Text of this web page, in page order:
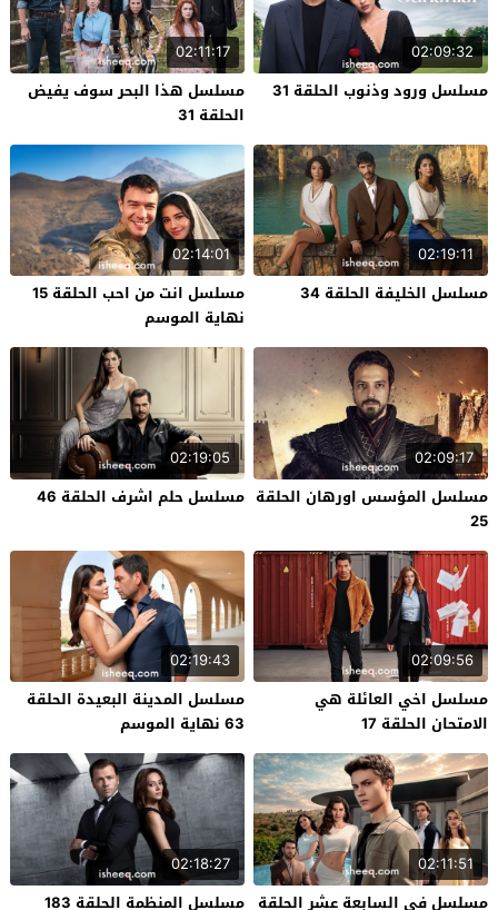
02:09:32
مسلسل ورود وذنوب الحلقة 31
02:11:17
مسلسل هذا البحر سوف يفيض
الحلقة 31
02:19:11
مسلسل الخليفة الحلقة 34
02:14:01
مسلسل انت من احب الحلقة 15
نهاية الموسم
02:09:17
مسلسل المؤسس اورهان الحلقة
25
02:19:05
مسلسل حلم اشرف الحلقة 46
02:09:56
مسلسل اخي العائلة هي
الامتحان الحلقة 17
02:19:43
مسلسل المدينة البعيدة الحلقة
63 نهاية الموسم
02:11:51
مسلسل في السابعة عشر الحلقة
02:18:27
مسلسل المنظمة الحلقة 183